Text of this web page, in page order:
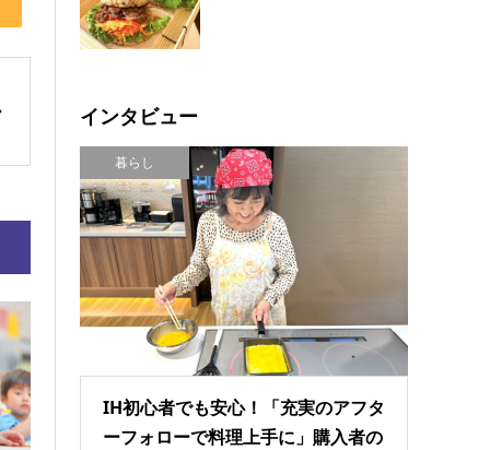
インタビュー
暮らし
IH初心者でも安心！「充実のアフタ
ーフォローで料理上手に」購入者の